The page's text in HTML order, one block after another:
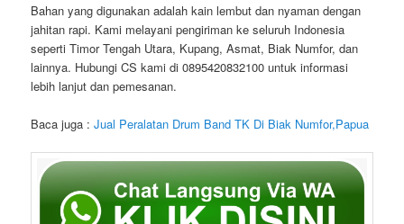
Bahan yang digunakan adalah kain lembut dan nyaman dengan
jahitan rapi. Kami melayani pengiriman ke seluruh Indonesia
seperti Timor Tengah Utara, Kupang, Asmat, Biak Numfor, dan
lainnya. Hubungi CS kami di 0895420832100 untuk informasi
lebih lanjut dan pemesanan.
Baca juga :Jual Peralatan Drum Band TK Di Biak Numfor,Papua